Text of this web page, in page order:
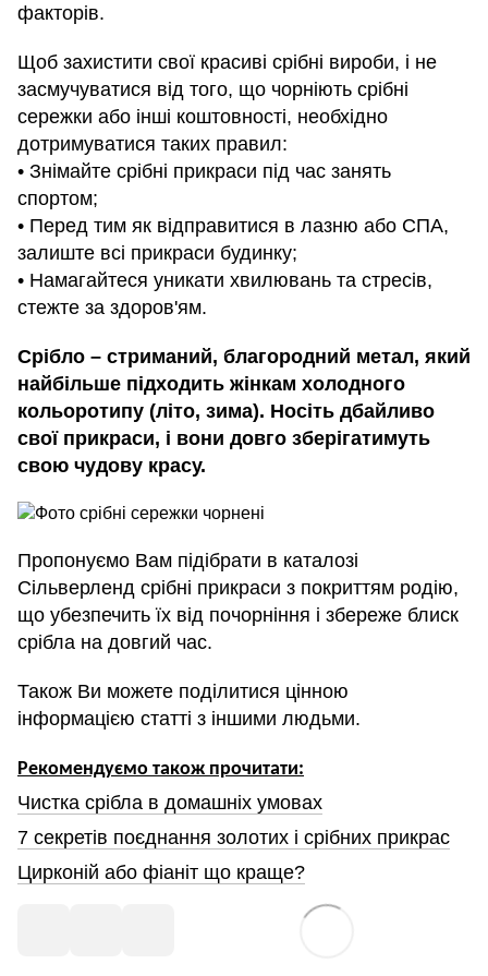
факторів.
Щоб захистити свої красиві срібні вироби, і не
засмучуватися від того, що чорніють срібні
сережки або інші коштовності, необхідно
дотримуватися таких правил:
• Знімайте срібні прикраси під час занять
спортом;
• Перед тим як відправитися в лазню або СПА,
залиште всі прикраси будинку;
• Намагайтеся уникати хвилювань та стресів,
стежте за здоров'ям.
Срібло – стриманий, благородний метал, який
найбільше підходить жінкам холодного
кольоротипу (літо, зима). Носіть дбайливо
свої прикраси, і вони довго зберігатимуть
свою чудову красу.
Пропонуємо Вам підібрати в каталозі
Сільверленд срібні прикраси з покриттям родію,
що убезпечить їх від почорніння і збереже блиск
срібла на довгий час.
Також Ви можете поділитися цінною
інформацією статті з іншими людьми.
Рекомендуємо також прочитати:
Чистка срібла в домашніх умовах
7 секретів поєднання золотих і срібних прикрас
Цирконій або фіаніт що краще?